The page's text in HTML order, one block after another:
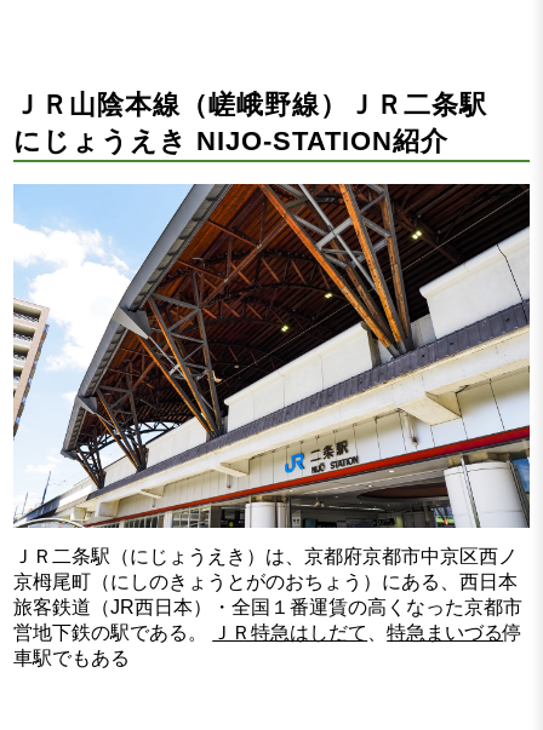
ＪＲ山陰本線（嵯峨野線）ＪＲ二条駅
にじょうえき NIJO-STATION紹介
ＪＲ二条駅（にじょうえき）は、京都府京都市中京区西ノ
京栂尾町（にしのきょうとがのおちょう）にある、西日本
旅客鉄道（JR西日本）・全国１番運賃の高くなった京都市
営地下鉄の駅である。
ＪＲ特急はしだて 、特急まいづる停
車駅でもある